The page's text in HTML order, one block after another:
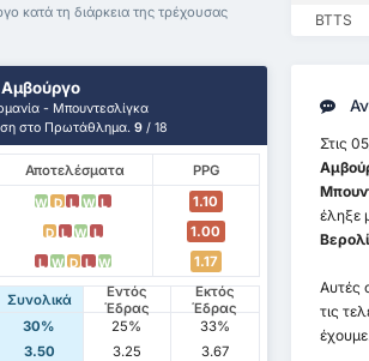
κατά τη διάρκεια της τρέχουσας
Αμβούργο
- Μπουντεσλίγκα
στο Πρωτάθλημα.9 / 18
Αποτελέσματα
PPG
W D L W L
1.10
D L W L
1.00
L W D L W 1.17
Συνολικά
Εντός
Έδρας
Εκτός
Έδρας
30% 25%
33%
3.50 3.25
3.67
BTTS
Στις
έληξε
Αυτές
τις